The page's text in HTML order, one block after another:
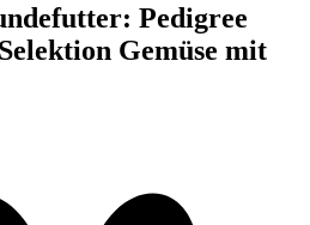
Pedigree
Gemüse mit